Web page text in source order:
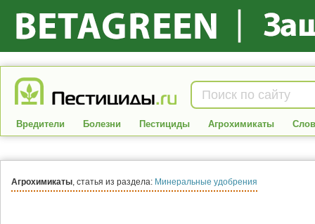
Вредители Болезни Пестициды Агрохимикаты
Агрохимикаты, статья из раздела: Минеральные удобрения